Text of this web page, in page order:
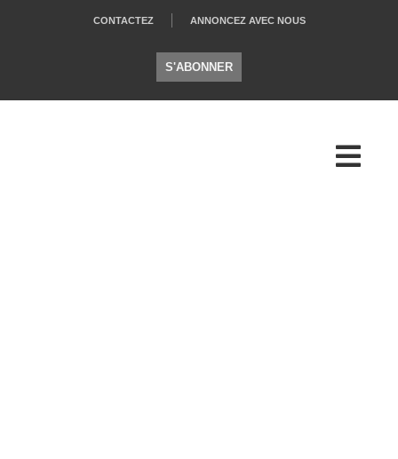
CONTACTEZ ANNONCEZ AVEC NOUS
S'ABONNER